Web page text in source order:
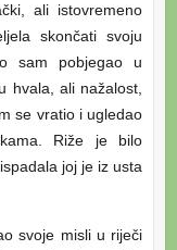
ali istovremeno
skončati svoju
sam pobjegao u
hvala, ali nažalost,
se vratio i ugledao
Riže je bilo
joj je iz usta
svoje misli u riječi